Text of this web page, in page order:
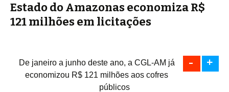
Estado do Amazonas economiza R$
121 milhões em licitações
+
-
De janeiro a junho deste ano, a CGL-AM já
economizou R$ 121 milhões aos cofres
públicos